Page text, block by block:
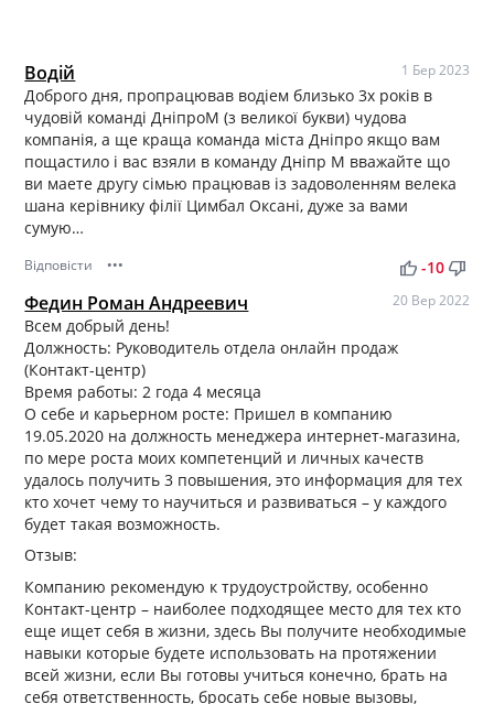
Водій 1 Бер 2023
Доброго дня, пропрацював водіем близько 3х років в
чудовій команді ДніпроМ (з великої букви) чудова
компанія, а ще краща команда міста Дніпро якщо вам
пощастило і вас взяли в команду Дніпр М вважайте що
ви маете другу сімью працював із задоволенням велека
шана керівнику філії Цимбал Оксані, дуже за вами
сумую…
Відповісти ••• thumb_up thumb_down
-10
Федин Роман Андреевич 20 Вер 2022
Всем добрый день!
Должность: Руководитель отдела онлайн продаж
(Контакт-центр)
Время работы: 2 года 4 месяца
О себе и карьерном росте: Пришел в компанию
19.05.2020 на должность менеджера интернет-магазина,
по мере роста моих компетенций и личных качеств
удалось получить 3 повышения, это информация для тех
кто хочет чему то научиться и развиваться – у каждого
будет такая возможность.
Отзыв:
Компанию рекомендую к трудоустройству, особенно
Контакт-центр – наиболее подходящее место для тех кто
еще ищет себя в жизни, здесь Вы получите необходимые
навыки которые будете использовать на протяжении
всей жизни, если Вы готовы учиться конечно, брать на
себя ответственность, бросать себе новые вызовы,